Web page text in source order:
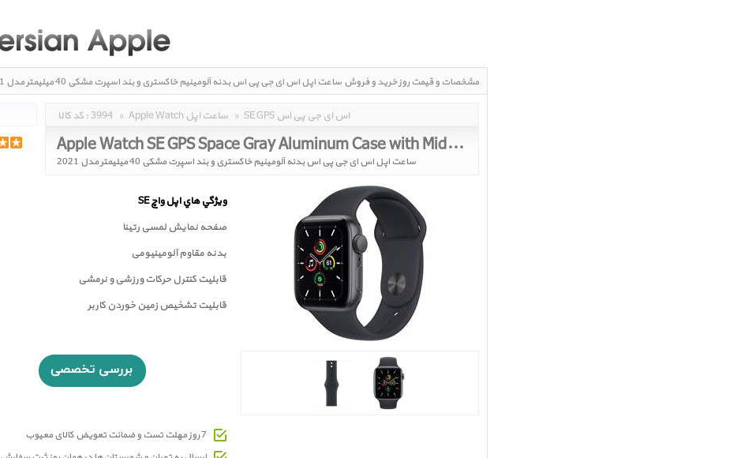
مشخصات و قیمت روز خرید و فروش ساعت اپل اس ای جی پی اس بدنه آلومینیم خاکستری و بند اسپرت مشکی 40 میلیمتر مدل 2021
Apple Watch SE GPS Space Gray Aluminum Case with Midnight Sport Band 40mm 2021
کد کالا : 3994 » Apple Watch ساعت اپل » SE GPS اس ای جی پی اس
Apple Watch SE GPS Space Gray Aluminum Case with Midnight Sport Band 40mm 2021
ساعت اپل اس ای جی پی اس بدنه آلومینیم خاکستری و بند اسپرت مشکی 40 میلیمتر مدل 2021
ويژگي هاي اپل واچ SE
صفحه نمايش لمسی رتينا
بدنه مقاوم آلومینیومی
قابلیت کنترل حرکات ورزشی و نرمشی
قابليت تشخيص زمين خوردن کاربر
7 روز مهلت تست و ضمانت تعویض کالای معیوب